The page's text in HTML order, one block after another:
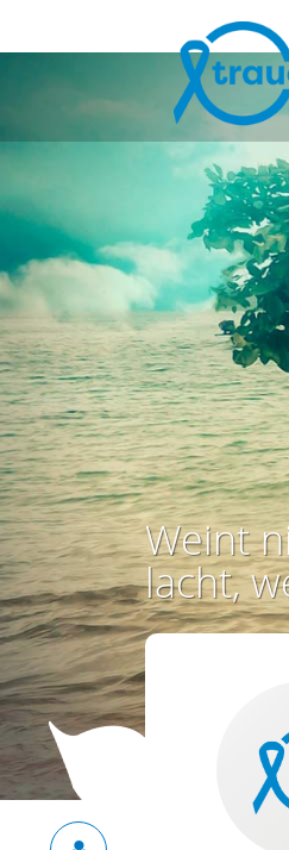
Weint
lacht,